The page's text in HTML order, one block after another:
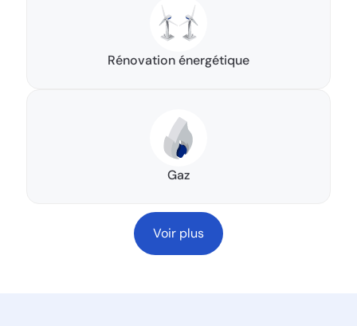
Rénovation énergétique
Gaz
Voir plus